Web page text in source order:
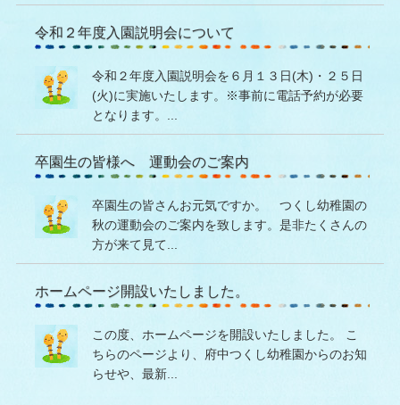
令和２年度入園説明会について
令和２年度入園説明会を６月１３日(木)・２５日
(火)に実施いたします。※事前に電話予約が必要
となります。...
卒園生の皆様へ 運動会のご案内
卒園生の皆さんお元気ですか。 つくし幼稚園の
秋の運動会のご案内を致します。是非たくさんの
方が来て見て...
ホームページ開設いたしました。
この度、ホームページを開設いたしました。 こ
ちらのページより、府中つくし幼稚園からのお知
らせや、最新...